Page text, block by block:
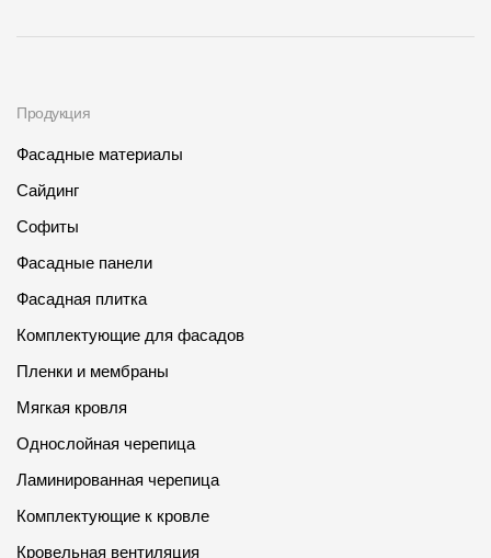
Продукция
Фасадные материалы
Сайдинг
Софиты
Фасадные панели
Фасадная плитка
Комплектующие для фасадов
Пленки и мембраны
Мягкая кровля
Однослойная черепица
Ламинированная черепица
Комплектующие к кровле
Кровельная вентиляция